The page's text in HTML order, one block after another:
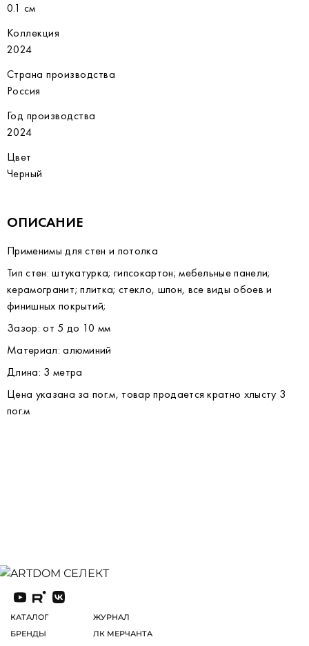
0.1 см
Коллекция
2024
Страна производства
Россия
Год производства
2024
Цвет
Черный
ОПИСАНИЕ
Применимы для стен и потолка
Тип стен: штукатурка; гипсокартон; мебельные панели;
керамогранит; плитка; стекло, шпон, все виды обоев и
финишных покрытий;
Зазор: от 5 до 10 мм
Материал: алюминий
Длина: 3 метра
Цена указана за пог.м, товар продается кратно хлысту 3
пог.м
КАТАЛОГ
БРЕНДЫ
ЖУРНАЛ
ЛК МЕРЧАНТА